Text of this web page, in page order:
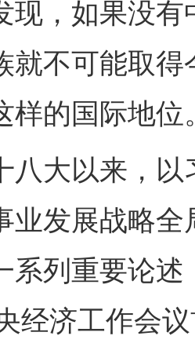
现，如果没
就不可能取
样的国际地位
大以来，以
业发展战略
系列重要论
经济工作会